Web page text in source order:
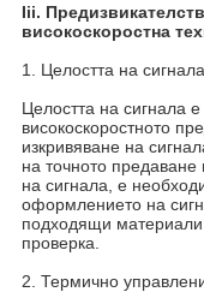
Iii.
високоскоростна
1. Целостта на сигнала
Целостта на сигнала
високоскоростното
изкривяване на
на точното
на сигнала, е
оформлението на
подходящи материали
проверка.
2. Термично